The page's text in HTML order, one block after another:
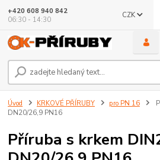
CZK
+420 608 940 842
06:30 - 14:30
Úvod KRKOVÉ PŘÍRUBY pro PN 16
DN20/26,9 PN16
Příruba s krkem